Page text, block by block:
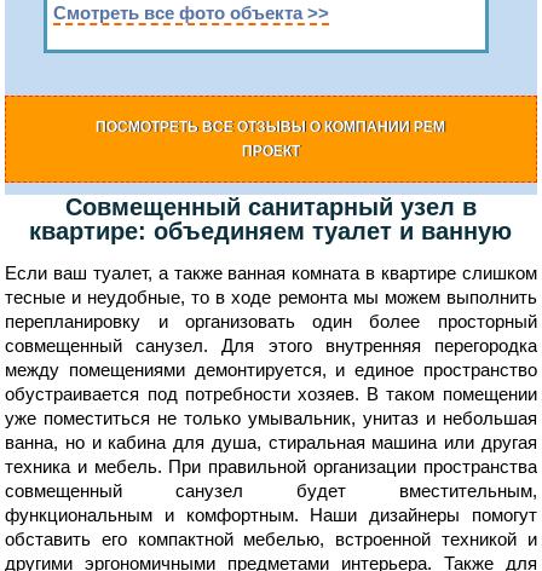
Смотреть все фото объекта >>
ПОСМОТРЕТЬ ВСЕ ОТЗЫВЫ О КОМПАНИИ РЕМ
ПРОЕКТ
Совмещенный санитарный узел в
квартире: объединяем туалет и ванную
Если ваш туалет, а также ванная комната в квартире слишком
тесные и неудобные, то в ходе ремонта мы можем выполнить
перепланировку и организовать один более просторный
совмещенный санузел. Для этого внутренняя перегородка
между помещениями демонтируется, и единое пространство
обустраивается под потребности хозяев. В таком помещении
уже поместиться не только умывальник, унитаз и небольшая
ванна, но и кабина для душа, стиральная машина или другая
техника и мебель. При правильной организации пространства
совмещенный санузел будет вместительным,
функциональным и комфортным. Наши дизайнеры помогут
обставить его компактной мебелью, встроенной техникой и
другими эргономичными предметами интерьера. Также для